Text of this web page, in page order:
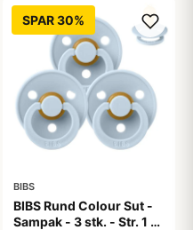
SPAR 30%
BIBS
BIBS Rund Colour Sut -
Sampak - 3 stk. - Str. 1 -